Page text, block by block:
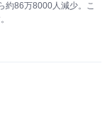
約86万8000人減少。こ